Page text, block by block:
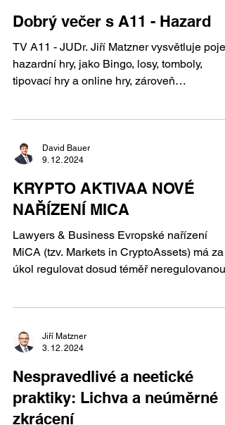
Dobrý večer s A11 - Hazard
TV A11 - JUDr. Jiří Matzner vysvětluje pojem
hazardní hry, jako Bingo, losy, tomboly,
tipovací hry a online hry, zároveň
David Bauer
9. 12. 2024
KRYPTO AKTIVAA NOVÉ
NAŘÍZENÍ MICA
Lawyers & Business Evropské nařízení
MiCA (tzv. Markets in CryptoAssets) má za
úkol regulovat dosud téměř neregulovanou
Jiří Matzner
3. 12. 2024
Nespravedlivé a neetické
praktiky: Lichva a neúměrné
zkrácení